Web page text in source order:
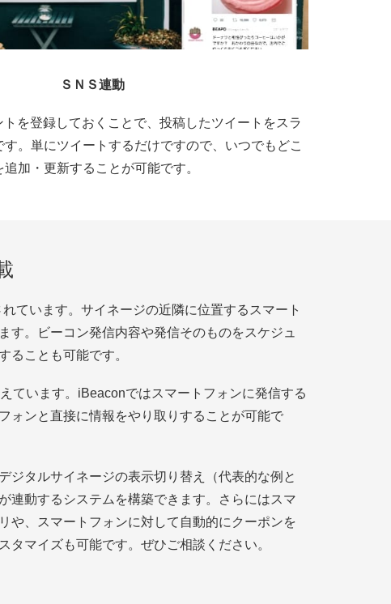
ＳＮＳ連動
を登録しておくことで、投稿したツイートをスラ
。単にツイートするだけですので、いつでもどこ
加・更新することが可能です。
ています。サイネージの近隣に位置するスマート
す。ビーコン発信内容や発信そのものをスケジュ
ることも可能です。
ています。iBeaconではスマートフォンに発信する
ォンと直接に情報をやり取りすることが可能で
ジタルサイネージの表示切り替え（代表的な例と
連動するシステムを構築できます。さらにはスマ
や、スマートフォンに対して自動的にクーポンを
マイズも可能です。ぜひご相談ください。